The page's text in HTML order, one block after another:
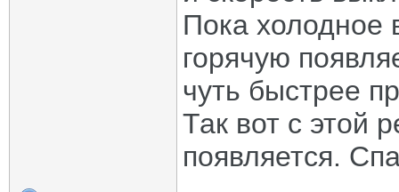
Пока холодное
горячую
чуть быстрее
Так вот с этой
появляется.